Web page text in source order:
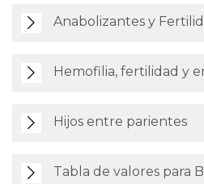
Anabolizantes y
Hemofilia, fertilidad y
Hijos entre parientes
Tabla de valores para